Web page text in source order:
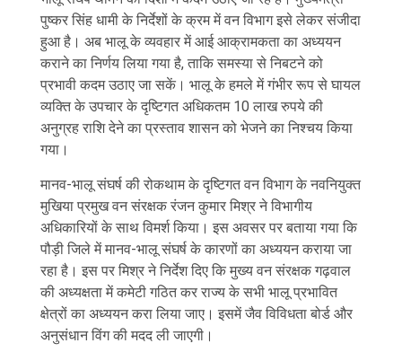
पुष्कर सिंह धामी के निर्देशों के क्रम में वन विभाग इसे लेकर संजीदा
हुआ है। अब भालू के व्यवहार में आई आक्रामकता का अध्ययन
कराने का निर्णय लिया गया है, ताकि समस्या से निबटने को
प्रभावी कदम उठाए जा सकें। भालू के हमले में गंभीर रूप से घायल
व्यक्ति के उपचार के दृष्टिगत अधिकतम 10 लाख रुपये की
अनुग्रह राशि देने का प्रस्ताव शासन को भेजने का निश्चय किया
गया।
मानव-भालू संघर्ष की रोकथाम के दृष्टिगत वन विभाग के नवनियुक्त
मुखिया प्रमुख वन संरक्षक रंजन कुमार मिश्र ने विभागीय
अधिकारियों के साथ विमर्श किया। इस अवसर पर बताया गया कि
पौड़ी जिले में मानव-भालू संघर्ष के कारणों का अध्ययन कराया जा
रहा है। इस पर मिश्र ने निर्देश दिए कि मुख्य वन संरक्षक गढ़वाल
की अध्यक्षता में कमेटी गठित कर राज्य के सभी भालू प्रभावित
क्षेत्रों का अध्ययन करा लिया जाए। इसमें जैव विविधता बोर्ड और
अनुसंधान विंग की मदद ली जाएगी।